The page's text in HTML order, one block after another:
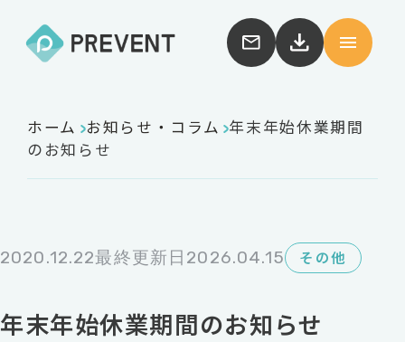
ホーム お知らせ・コラム 年末年始休業期間
のお知らせ
2020.12.22最終更新日2026.04.15 その他
年末年始休業期間のお知らせ